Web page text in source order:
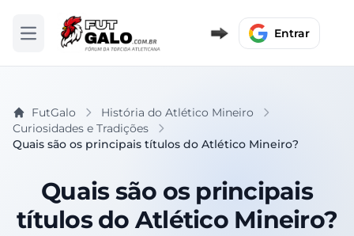
Abrir menu Entrar
FutGalo
História do Atlético Mineiro
Curiosidades e Tradições
Quais são os principais títulos do Atlético Mineiro?
Quais são os principais
títulos do Atlético Mineiro?